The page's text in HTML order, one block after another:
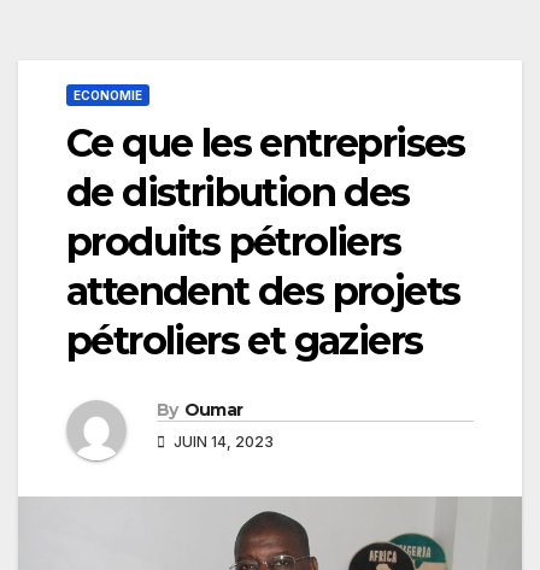
ECONOMIE
Ce que les entreprises
de distribution des
produits pétroliers
attendent des projets
pétroliers et gaziers
By Oumar
JUIN 14, 2023